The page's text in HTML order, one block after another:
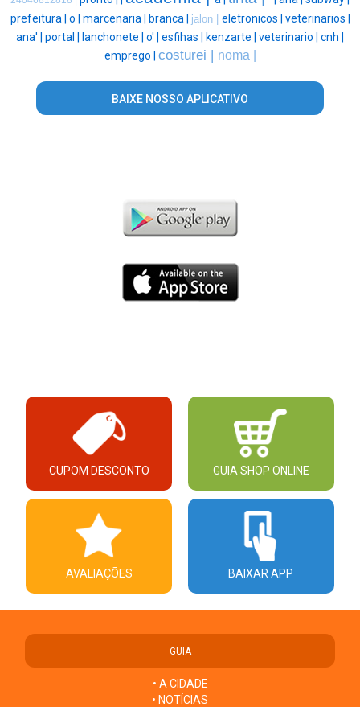
prefeitura | o | marcenaria | branca | jalon | eletronicos | veterinarios |
ana' | portal | lanchonete | o' | esfihas | kenzarte | veterinario | cnh |
emprego | costurei | noma |
BAIXE NOSSO APLICATIVO
CUPOM DESCONTO GUIA SHOP ONLINE
AVALIAÇÕES BAIXAR APP
GUIA
• A CIDADE
• NOTÍCIAS